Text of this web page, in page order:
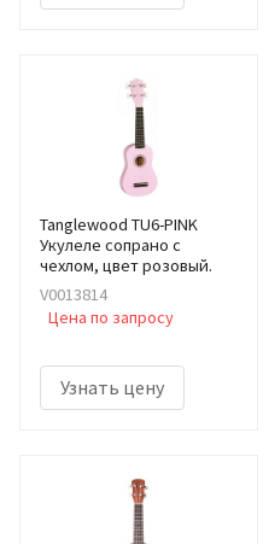
Tanglewood TU6-PINK
Укулеле сопрано с
чехлом, цвет розовый.
V0013814
Цена по запросу
Узнать цену